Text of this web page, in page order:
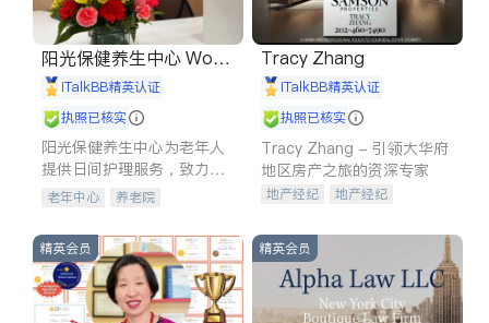
阳光保健养生中心 World
shine
iTalkBB精英认证
执照已核实
阳光保健养生中心为老年人
提供日间护理服务，致力于
通过持续的护理创新来有效
老年中心 养老院
Tracy Zhang
iTalkBB精英认证
执照已核实
Tracy Zhang - 引领大华府
地区房产之旅的资深专家
地产经纪
地产经纪
商铺租售
精英会员 精英会员